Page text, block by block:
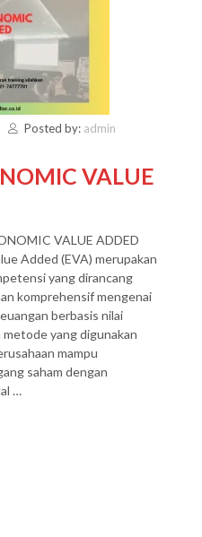
Posted by: admin
VALUE
VALUE ADDED
Added (EVA) merupakan
yang dirancang
komprehensif mengenai
berbasis nilai
metode yang digunakan
mampu
saham dengan
…